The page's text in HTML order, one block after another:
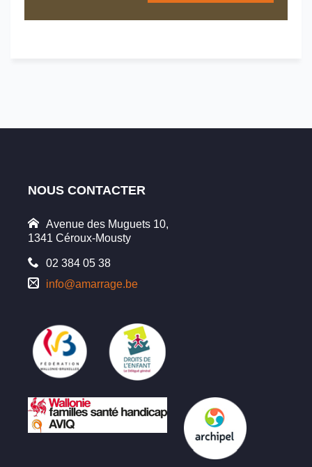
NOUS CONTACTER
Avenue des Muguets 10,
1341 Céroux-Mousty
02 384 05 38
info@amarrage.be